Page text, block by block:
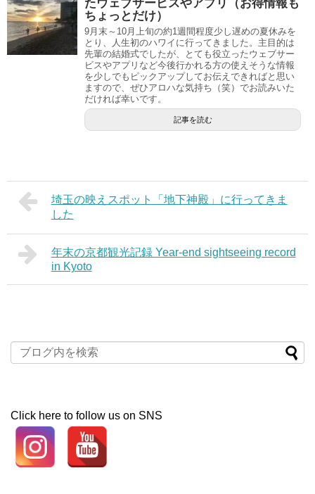
たウェブサービスやアプリ（お得情報も
ちょっとだけ）
9月末～10月上旬の約1週間程度少し遅めの夏休みを
とり、人生初のハワイに行ってきました。主目的は
先輩の結婚式でしたが、とても役立ったウェブサー
ビスやアプリなど今後行かれる方の使えそうな情報
を少しでもピックアップしてお伝えできればと思い
ますので、ぜひアロハな気持ち（笑）でお読みいた
だければ幸いです。
記事を読む
埼玉の映えスポット「地下神殿」に行ってきま
した
年末の京都観光記録 Year-end sightseeing record
in Kyoto
Click here to follow us on SNS